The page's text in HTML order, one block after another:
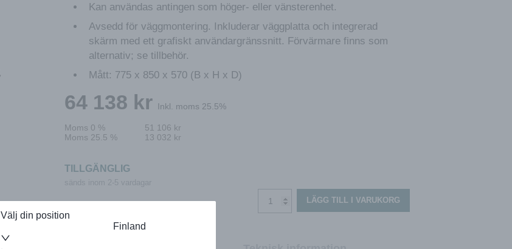
Välj din position
Finland
Kan användas antingen som höger- eller vänsterenhet.
Avsedd för väggmontering. Inkluderar väggplatta och integrerad
skärm med ett grafiskt användargränssnitt. Förvärmare finns som
alternativ; se tillbehör.
Mått: 775 x 850 x 570 (B x H x D)
64 138 kr Inkl. moms 25.5%
Moms 0 % 51 106 kr
Moms 25.5 %
13 032 kr
TILLGÄNGLIG
sänds inom 2-5 vardagar
Q350
LÄGG TILL I VARUKORG